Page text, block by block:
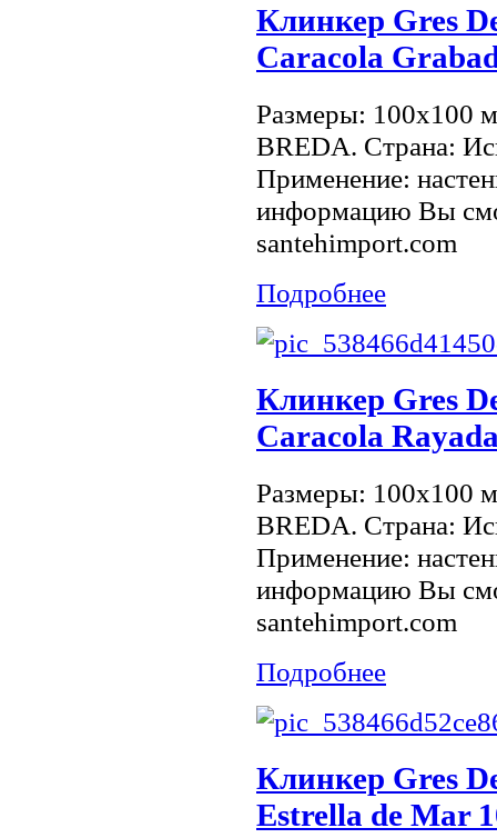
Клинкер Gres
Caracola
Размеры: 100x100
BREDA. Страна:
Применение:
информацию Вы
santehimport.com
Подробнее
Клинкер Gres
Caracola
Размеры: 100x100
BREDA. Страна:
Применение:
информацию Вы
santehimport.com
Подробнее
Клинкер Gres
Estrella de Mar